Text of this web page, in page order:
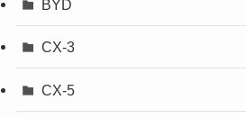
BYD
CX-3
CX-5